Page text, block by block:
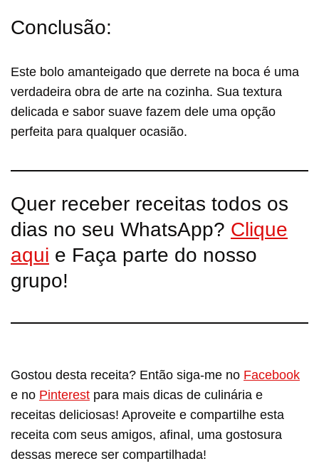
Conclusão:
Este bolo amanteigado que derrete na boca é uma
verdadeira obra de arte na cozinha. Sua textura
delicada e sabor suave fazem dele uma opção
perfeita para qualquer ocasião.
Quer receber receitas todos os
dias no seu WhatsApp? Clique
aqui e Faça parte do nosso
grupo!
Gostou desta receita? Então siga-me no Facebook
e no Pinterest para mais dicas de culinária e
receitas deliciosas! Aproveite e compartilhe esta
receita com seus amigos, afinal, uma gostosura
dessas merece ser compartilhada!